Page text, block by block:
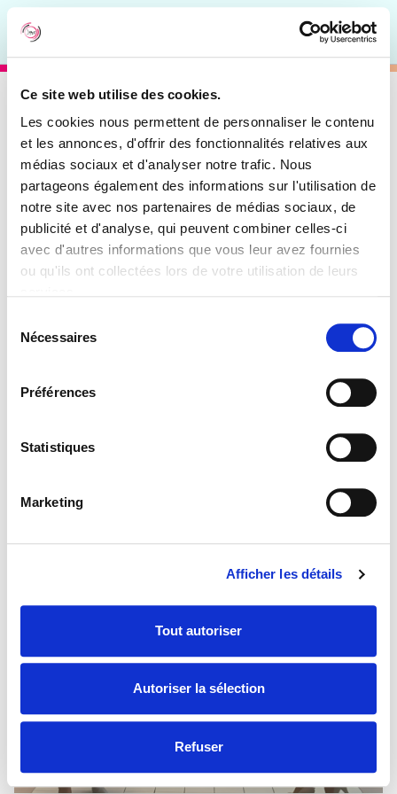
Ce site web utilise des cookies.
Les cookies nous permettent de personnaliser le contenu
et les annonces, d'offrir des fonctionnalités relatives aux
médias sociaux et d'analyser notre trafic. Nous
partageons également des informations sur l'utilisation de
notre site avec nos partenaires de médias sociaux, de
publicité et d'analyse, qui peuvent combiner celles-ci
avec d'autres informations que vous leur avez fournies
ou qu'ils ont collectées lors de votre utilisation de leurs
Nécessaires
Préférences
Statistiques
Marketing
Afficher les détails
Tout autoriser
Autoriser la sélection
Refuser
Connexion
Une plateforme éthique
pour des intervenants
satisfaits
Chez LiveArts, nous mettons un point
d’honneur à traiter nos intervenants et nos
clients avec éthique et transparence. Vous
définissez vos propres formules de
prestations avec les tarifs qui vous
conviennent. L’inscription est gratuite et
nous nous vous accompagnons à chaque